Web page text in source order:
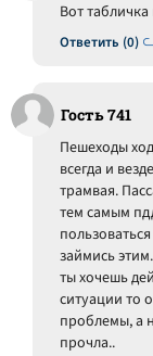
Ответить (0)
Вот
Гость 741
Пешеходы
всегда и
трамвая.
тем самым
займись
ты хочешь
ситуации то
проблемы, а
прочла..